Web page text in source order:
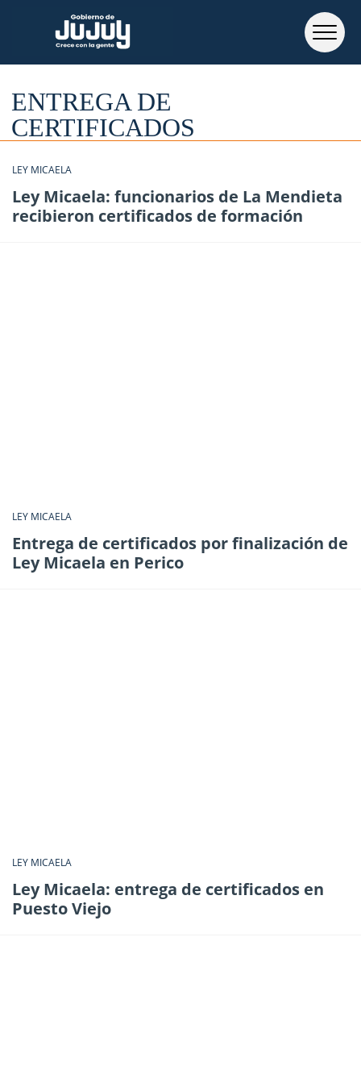
ENTREGA DE
CERTIFICADOS
LEY MICAELA
Ley Micaela: funcionarios de La Mendieta
recibieron certificados de formación
LEY MICAELA
Entrega de certificados por finalización de
Ley Micaela en Perico
LEY MICAELA
Ley Micaela: entrega de certificados en
Puesto Viejo